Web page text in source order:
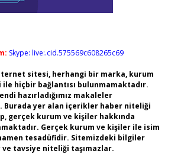
Skype: live:.cid.575569c608265c69
sitesi, herhangi bir marka, kurum
ile hiçbir bağlantısı bulunmamaktadır.
hazırladığımız makaleler
Burada yer alan içerikler haber niteliği
gerçek kurum ve kişiler hakkında
Gerçek kurum ve kişiler ile isim
tesadüfidir. Sitemizdeki bilgiler
tavsiye niteliği taşımazlar.